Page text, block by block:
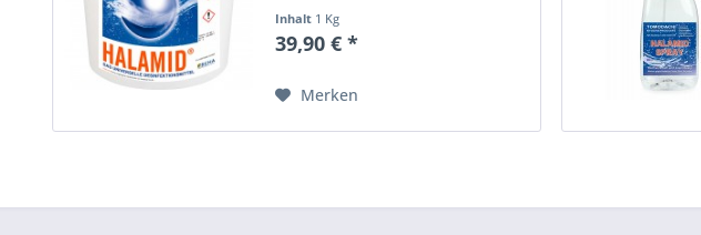
Desinfektion - hochwirksames,
langlebiges, schonendes
Haushalt,...
Inhalt 1 Kg
39,90 € *
Merken